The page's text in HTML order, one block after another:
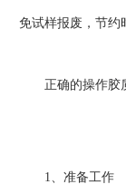
免试样报废，节约
正确的操作胶
1、准备工作